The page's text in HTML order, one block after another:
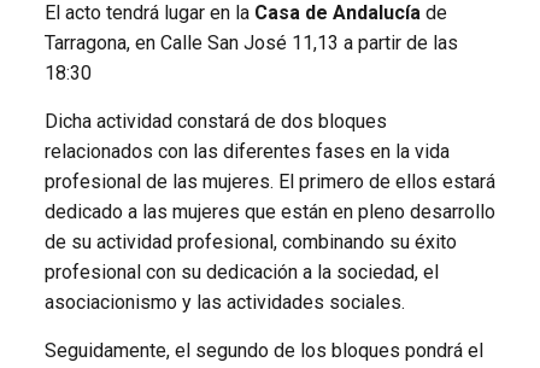
El acto tendrá lugar en la Casa de Andalucíade
Tarragona, en Calle San José 11,13 a partir de las
18:30
Dicha actividad constará de dos bloques
relacionados con las diferentes fases en la vida
profesional de las mujeres. El primero de ellos estará
dedicado a las mujeres que están en pleno desarrollo
de su actividad profesional, combinando su éxito
profesional con su dedicación a la sociedad, el
asociacionismo y las actividades sociales.
Seguidamente, el segundo de los bloques pondrá el